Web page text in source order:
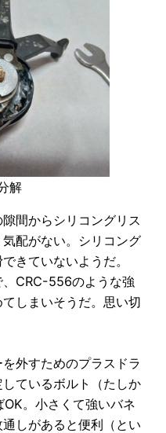
解
間からシリコングリス
配がない。シリコング
きていないようだ。
CRC-556のような強
しまいそうだ。思い切
外すためのプラスドラ
ているボルト（たしか
。小さくて強いバネ
しがあると便利（とい